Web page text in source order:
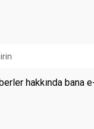
hakkında